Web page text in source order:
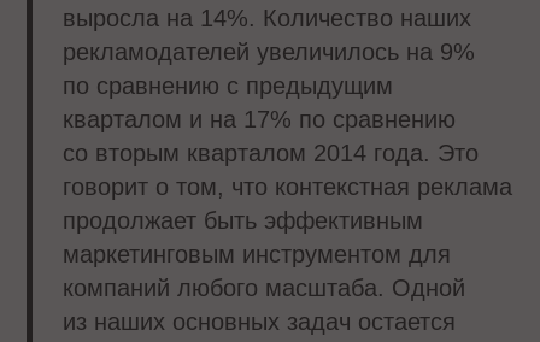
выросла на 14%. Количество наших
рекламодателей увеличилось на 9%
по сравнению с предыдущим
кварталом и на 17% по сравнению
со вторым кварталом 2014 года. Это
говорит о том, что контекстная реклама
продолжает быть эффективным
маркетинговым инструментом для
компаний любого масштаба. Одной
из наших основных задач остается